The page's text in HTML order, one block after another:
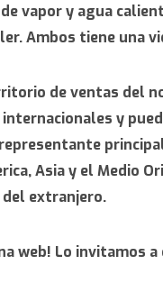
vapor y agua
Ambos tiene una
de ventas del
y
Asia y el Medio
extranjero.
web! Lo invitamos